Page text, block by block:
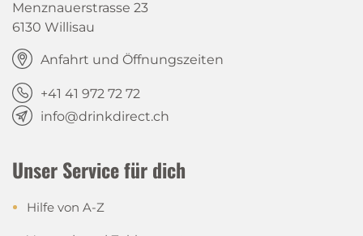
Menznauerstrasse 23
6130 Willisau
Anfahrt und Öffnungszeiten
+41 41 972 72 72
info@drinkdirect.ch
Unser Service für dich
Hilfe von A-Z